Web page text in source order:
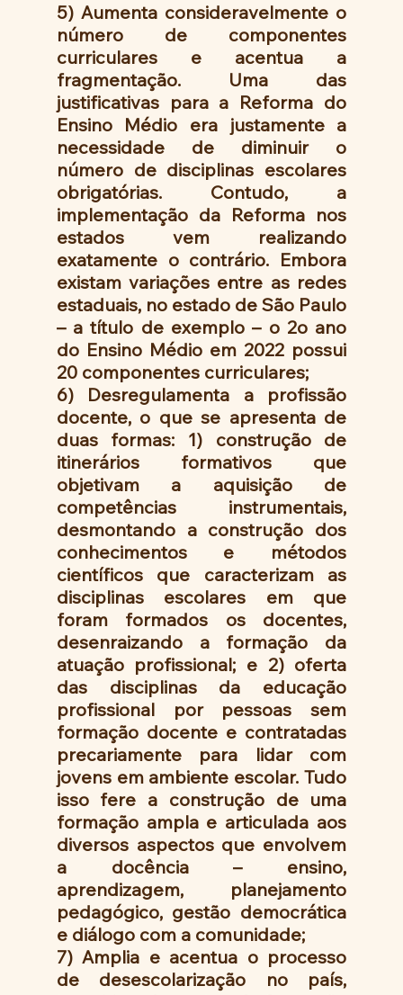
5) Aumenta consideravelmente o
número de componentes
curriculares e acentua a
fragmentação. Uma das
justificativas para a Reforma do
Ensino Médio era justamente a
necessidade de diminuir o
número de disciplinas escolares
obrigatórias. Contudo, a
implementação da Reforma nos
estados vem realizando
exatamente o contrário. Embora
existam variações entre as redes
estaduais, no estado de São Paulo
– a título de exemplo – o 2o ano
do Ensino Médio em 2022 possui
20 componentes curriculares;
6) Desregulamenta a profissão
docente, o que se apresenta de
duas formas: 1) construção de
itinerários formativos que
objetivam a aquisição de
competências instrumentais,
desmontando a construção dos
conhecimentos e métodos
científicos que caracterizam as
disciplinas escolares em que
foram formados os docentes,
desenraizando a formação da
atuação profissional; e 2) oferta
das disciplinas da educação
profissional por pessoas sem
formação docente e contratadas
precariamente para lidar com
jovens em ambiente escolar. Tudo
isso fere a construção de uma
formação ampla e articulada aos
diversos aspectos que envolvem
a docência – ensino,
aprendizagem, planejamento
pedagógico, gestão democrática
e diálogo com a comunidade;
7) Amplia e acentua o processo
de desescolarização no país,